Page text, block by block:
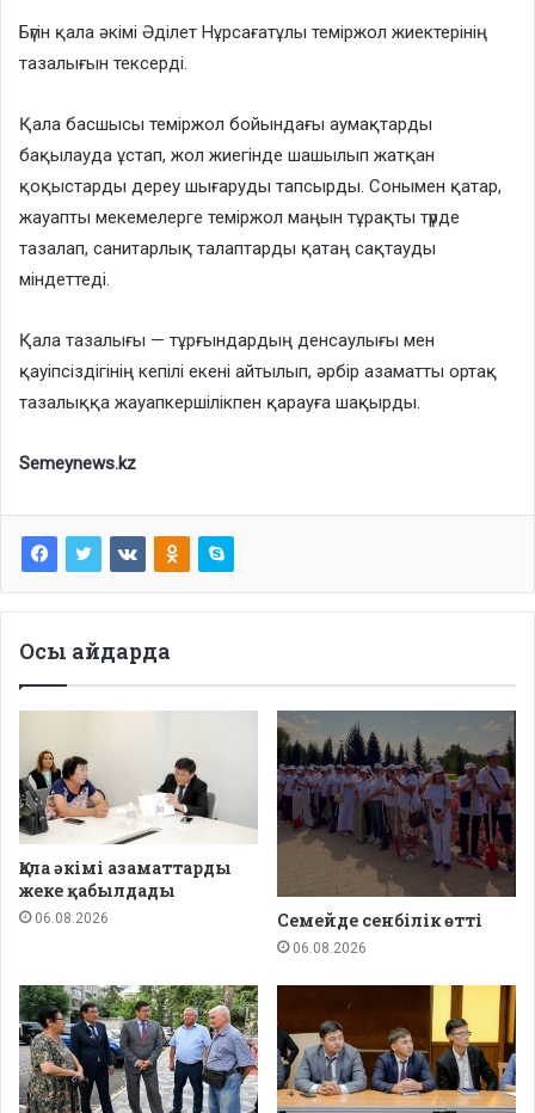
Бүгін қала әкімі Әділет Нұрсағатұлы теміржол жиектерінің
тазалығын тексерді.
Қала басшысы теміржол бойындағы аумақтарды
бақылауда ұстап, жол жиегінде шашылып жатқан
қоқыстарды дереу шығаруды тапсырды. Сонымен қатар,
жауапты мекемелерге теміржол маңын тұрақты түрде
тазалап, санитарлық талаптарды қатаң сақтауды
міндеттеді.
Қала тазалығы — тұрғындардың денсаулығы мен
қауіпсіздігінің кепілі екені айтылып, әрбір азаматты ортақ
тазалыққа жауапкершілікпен қарауға шақырды.
Semeynews.kz
Осы айдарда
Қала әкімі азаматтарды
жеке қабылдады
06.08.2026 Семейде сенбілік өтті
06.08.2026